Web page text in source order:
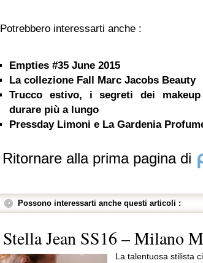
Potrebbero interessarti anche :
Empties #35 June 2015
La collezione Fall Marc Jacobs Beauty
Trucco estivo, i segreti dei
durare più a lungo
Pressday Limoni e La Gardenia
Ritornare alla prima pagina di
Possono interessarti anche questi articoli :
Stella Jean SS16 – Milano
La talentuosa stilista